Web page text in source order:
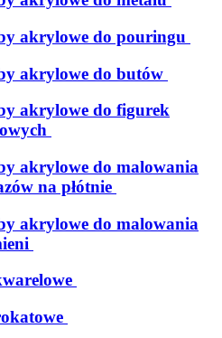
akrylowe do pouringu
akrylowe do butów
akrylowe do figurek
akrylowe do malowania
na płótnie
akrylowe do malowania